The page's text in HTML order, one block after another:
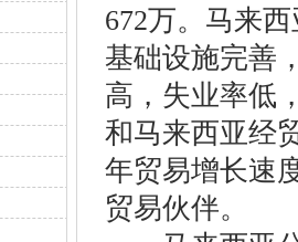
672万。马来
基础设施完善
高，失业率低
和马来西亚经
年贸易增长速
贸易伙伴。